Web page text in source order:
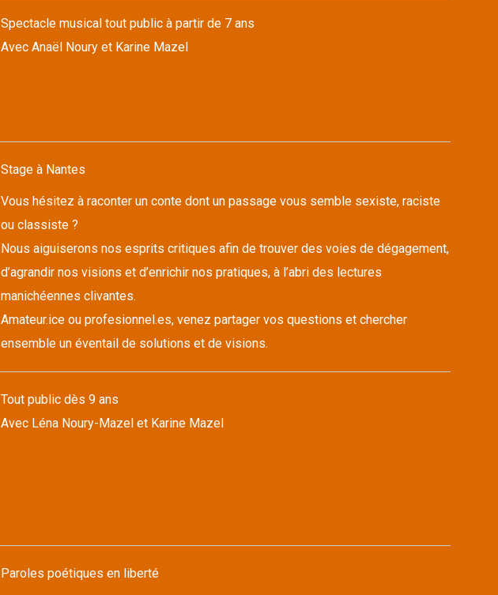
Spectacle musical tout public à partir de 7 ans
Avec Anaël Noury et Karine Mazel
Stage à Nantes
Vous hésitez à raconter un conte dont un passage vous semble sexiste, raciste
ou classiste ?
Nous aiguiserons nos esprits critiques afin de trouver des voies de dégagement,
d’agrandir nos visions et d’enrichir nos pratiques, à l’abri des lectures
manichéennes clivantes.
Amateur.ice ou profesionnel.es, venez partager vos questions et chercher
ensemble un éventail de solutions et de visions.
Tout public dès 9 ans
Avec Léna Noury-Mazel et Karine Mazel
Paroles poétiques en liberté